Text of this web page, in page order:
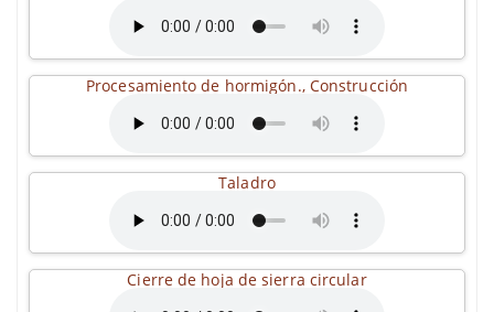
Procesamiento de hormigón., Construcción
Taladro
Cierre de hoja de sierra circular